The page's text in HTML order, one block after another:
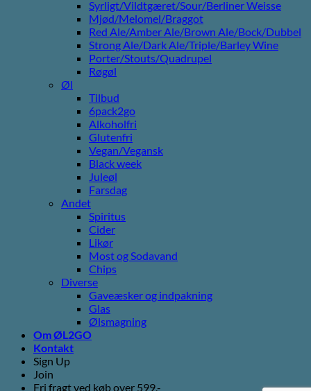
Syrligt/Vildtgæret/Sour/Berliner Weisse
Mjød/Melomel/Braggot
Red Ale/Amber Ale/Brown Ale/Bock/Dubbel
Strong Ale/Dark Ale/Triple/Barley Wine
Porter/Stouts/Quadrupel
Røgøl
Øl
Tilbud
6pack2go
Alkoholfri
Glutenfri
Vegan/Vegansk
Black week
Juleøl
Farsdag
Andet
Spiritus
Cider
Likør
Most og Sodavand
Chips
Diverse
Gaveæsker og indpakning
Glas
Ølsmagning
Om ØL2GO
Kontakt
Sign Up
Join
Fri fragt ved køb over 599,-